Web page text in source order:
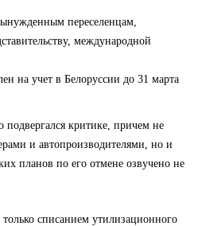
переселенцам,
международной
на учет в Белоруссии до 31 марта
критике, причем не
и автопроизводителями, но и
планов по его отмене озвучено не
списанием утилизационного